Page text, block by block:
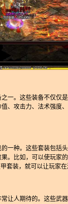
一。这些装备不仅仅
、攻击力、法术强度
一种。这些套装包括
。比如，可以使玩家
套装，就可以让玩家
让人期待的。这些武